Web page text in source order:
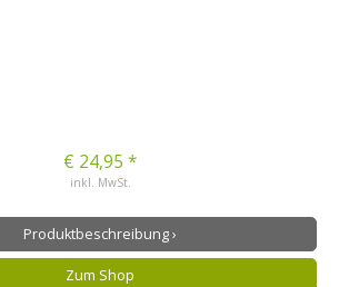
€ 24,95 *
inkl. MwSt.
Produktbeschreibung ›
Zum Shop